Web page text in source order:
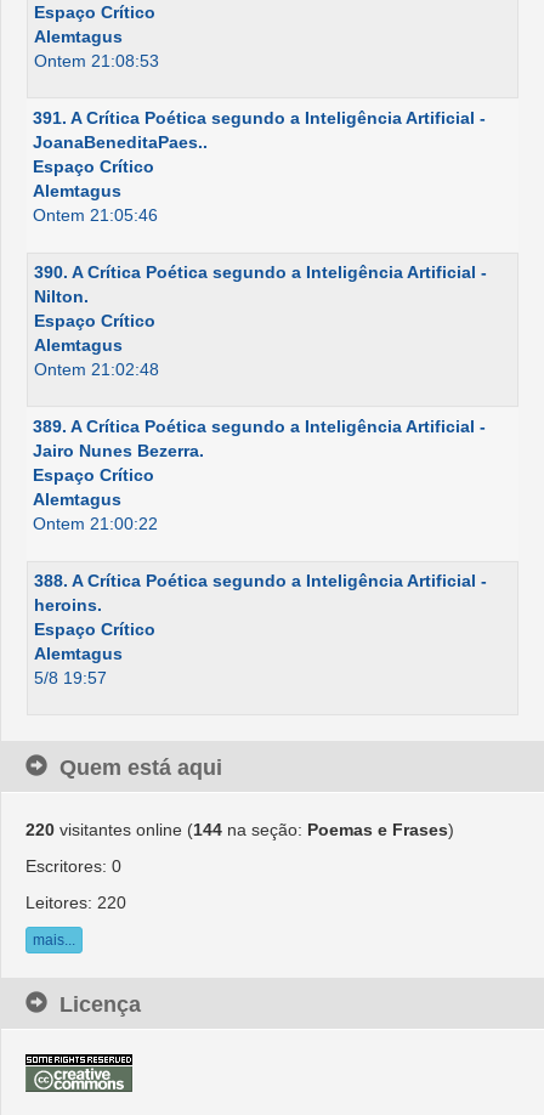
Espaço Crítico
Alemtagus
Ontem 21:08:53
391. A Crítica Poética segundo a Inteligência Artificial -
JoanaBeneditaPaes..
Espaço Crítico
Alemtagus
Ontem 21:05:46
390. A Crítica Poética segundo a Inteligência Artificial -
Nilton.
Espaço Crítico
Alemtagus
Ontem 21:02:48
389. A Crítica Poética segundo a Inteligência Artificial -
Jairo Nunes Bezerra.
Espaço Crítico
Alemtagus
Ontem 21:00:22
388. A Crítica Poética segundo a Inteligência Artificial -
heroins.
Espaço Crítico
Alemtagus
5/8 19:57
Quem está aqui
220 visitantes online (144 na seção: Poemas e Frases)
Escritores: 0
Leitores: 220
mais...
Licença